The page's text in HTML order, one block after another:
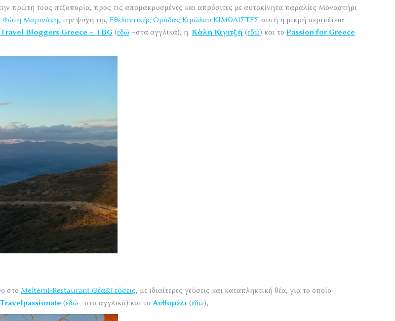
πρώτη τους πεζοπορία, προς τις απομακρυσμένες και απρόσιτες με αυτοκίνητα παραλίες Μοναστήρι
Φώτη Μαρινάκη, την ψυχή της Εθελοντικής Ομάδας Κιμώλου ΚΙΜΩΛΙΣΤΕΣ αυτή η μικρή περιπέτεια
Travel Bloggers Greece – TBG (εδώ –στα αγγλικά), η Κάλη Κιγιτζή (εδώ) και το Passion for Greece
στο Meltemi-Restaurant Θέα&Γεύσεις, με ιδιαίτερες γεύσεις και καταπληκτική θέα, για το οποίο
Travelpassionate (εδώ –στα αγγλικά) και το Ανθομέλι (εδώ),